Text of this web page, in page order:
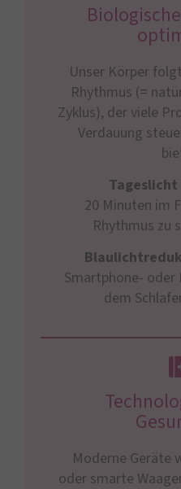
Unser Körper
Rhythmus (=
Zyklus), der viele
Verdauung
Tageslicht
20 Minuten im
Rhythmus zu
Smartphone-
dem
Moderne Geräte
oder smarte